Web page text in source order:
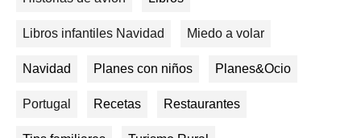
Libros infantiles Navidad Miedo a volar
Navidad Planes con niños Planes&Ocio
Portugal Recetas Restaurantes